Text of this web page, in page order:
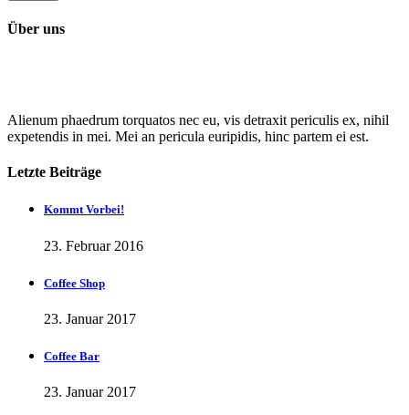
Über uns
Alienum phaedrum torquatos nec eu, vis detraxit periculis ex, nihil
expetendis in mei. Mei an pericula euripidis, hinc partem ei est.
Letzte Beiträge
Kommt Vorbei!
23. Februar 2016
Coffee Shop
23. Januar 2017
Coffee Bar
23. Januar 2017